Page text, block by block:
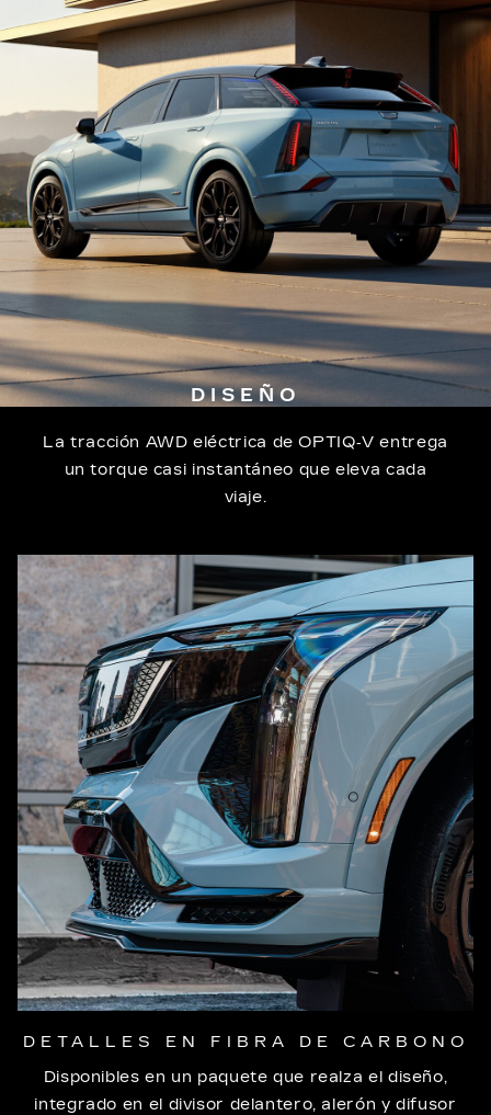
DISEÑO
La tracción AWD eléctrica de OPTIQ‐V entrega
un torque casi instantáneo que eleva cada
viaje.
DETALLES EN FIBRA DE CARBONO
Disponibles en un paquete que realza el diseño,
integrado en el divisor delantero, alerón y difusor